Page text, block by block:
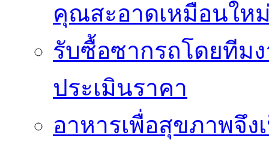
คุณสะอาดเหมือนให
รับซื้อซากรถโดยทีม
ประเมินราคา
อาหารเพื่อสุขภาพจึ